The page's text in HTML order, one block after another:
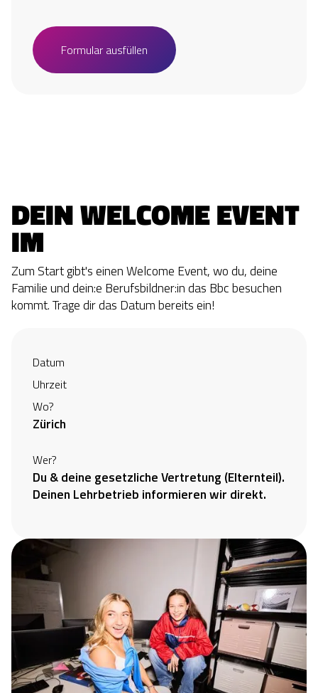
Formular ausfüllen
DEIN WELCOME EVENT
IM
Zum Start gibt's einen Welcome Event, wo du, deine
Familie und dein:e Berufsbildner:in das Bbc besuchen
kommt. Trage dir das Datum bereits ein!
Datum
Uhrzeit
Wo?
Zürich
Wer?
Du & deine gesetzliche Vertretung (Elternteil).
Deinen Lehrbetrieb informieren wir direkt.